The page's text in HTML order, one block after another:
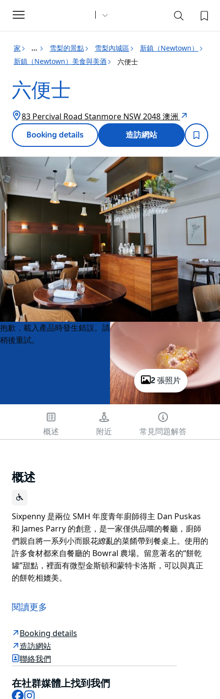
Toggle
navigation
家 ... 雪梨的景點 雪梨內城區
新鎮（Newtown）
新鎮（Newtown）美食與美酒
六便士
六便士
83 Percival Road Stanmore NSW 2048 澳洲
Booking details 造訪網站
2 張照片
Product
List
Product
List
抱歉，載入產品時發生錯誤。請
稍後重試。
概述 附近 常見問題解答
概述
Sixpenny 是兩位 SMH 年度青年廚師得主 Dan Puskas
和 James Parry 的創意，是一家僅供品嚐的餐廳，廚師
們親自將一系列小而眼花繚亂的菜餚帶到餐桌上。使用的
許多食材都來自餐廳的 Bowral 農場。留意著名的“餅乾
罐”甜點，裡面有微型金斯頓和蒙特卡洛斯，可以與真正
的餅乾相媲美。
和 James Parry 的創意，是一家僅供品嚐的餐廳，廚師
們親自將一系列小而眼花繚亂的菜餚帶到餐桌上。使用的
罐”甜點，裡面有微型金斯頓和蒙特卡洛斯，可以與真正
的餅乾相媲美。
閱讀更多
Booking details
造訪網站
聯絡我們
在社群媒體上找到我們
Facebook